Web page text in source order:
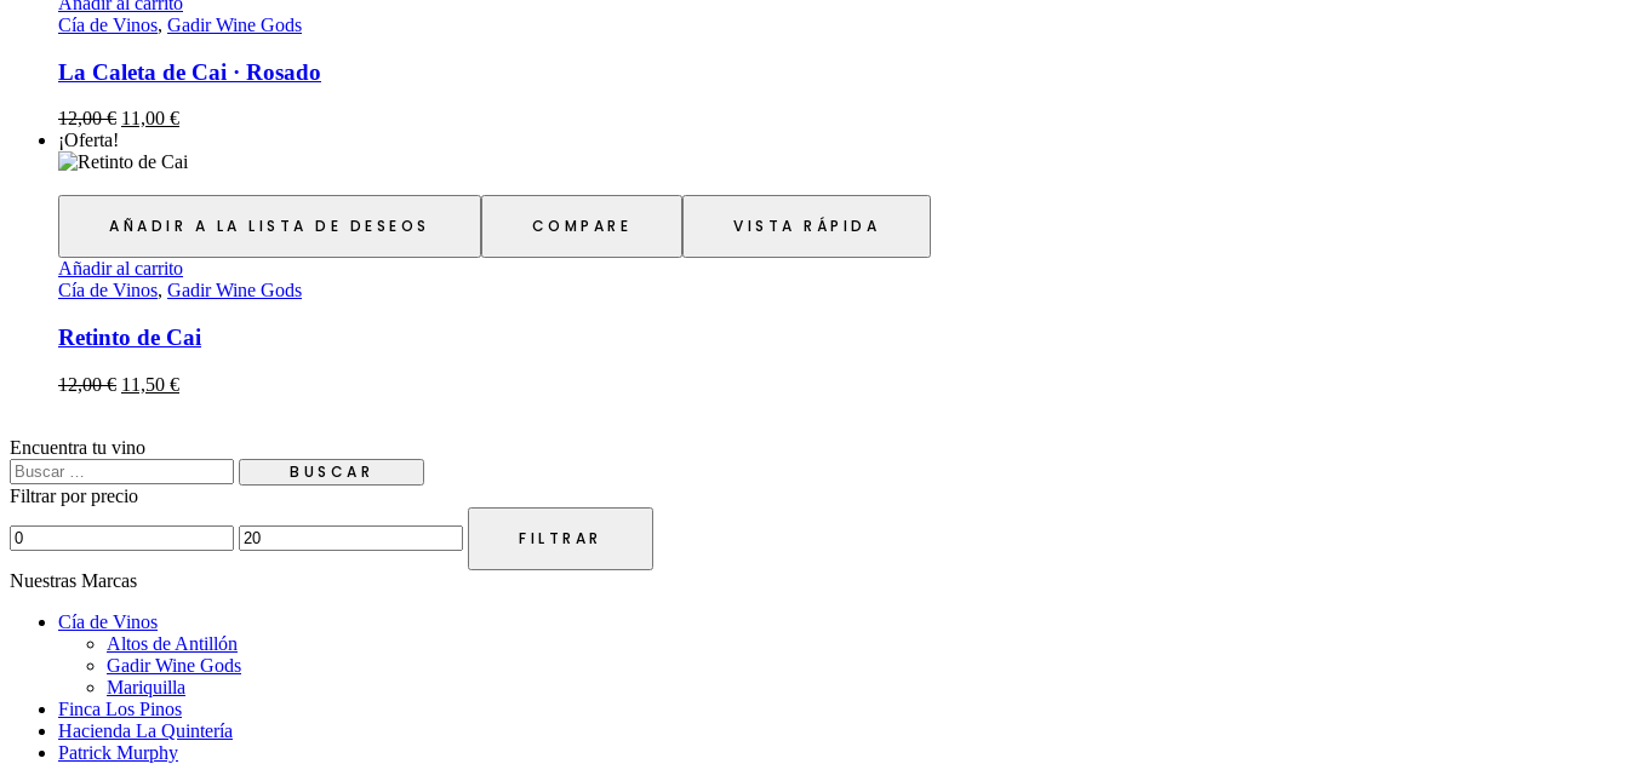
Cía de Vinos, Gadir Wine Gods
La Caleta de Cai · Rosado
12,00€ 11,00 €
¡Oferta!
AÑADIR A LA LISTA DE DESEOS COMPARE VISTA RÁPIDA
Añadir al carrito
Cía de Vinos, Gadir Wine Gods
Retinto de Cai
12,00€ 11,50 €
Encuentra tu vino
Filtrar por precio
FILTRAR
Nuestras Marcas
Cía de Vinos
Altos de Antillón
Gadir Wine Gods
Mariquilla
Finca Los Pinos
Hacienda La Quintería
Patrick Murphy